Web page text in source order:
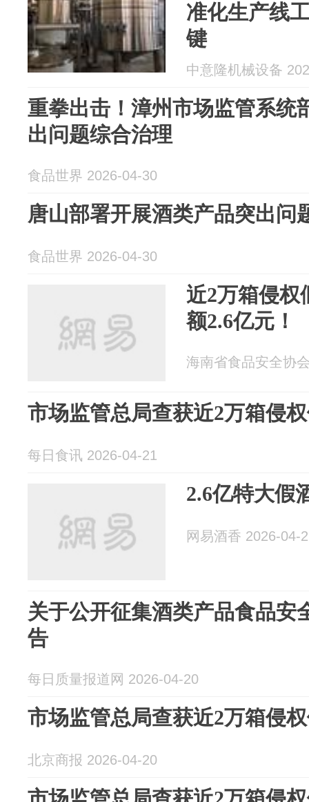
准化生产线
键
中意隆机械设备
重拳出击！漳州市场监管系统
出问题综合治理
食品世界 2026-04-30
唐山部署开展酒类产品突出问
食品世界 2026-04-30
近2万箱侵权
额2.6亿元！
海南省食品安全协
市场监管总局查获近2万箱侵
每日食讯 2026-04-21
2.6亿特大假
网易酒香 2026-04-
关于公开征集酒类产品食品安
告
每日质量报道网 2026-04-20
市场监管总局查获近2万箱侵
北京商报 2026-04-20